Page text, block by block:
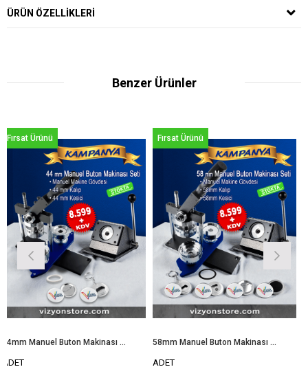
ÜRÜN ÖZELLIKLERI
Benzer Ürünler
44mm Manuel Buton Makinası Seti 58mm Manuel Buton Makinası Seti
Fırsat Ürünü
50x50
Ürün